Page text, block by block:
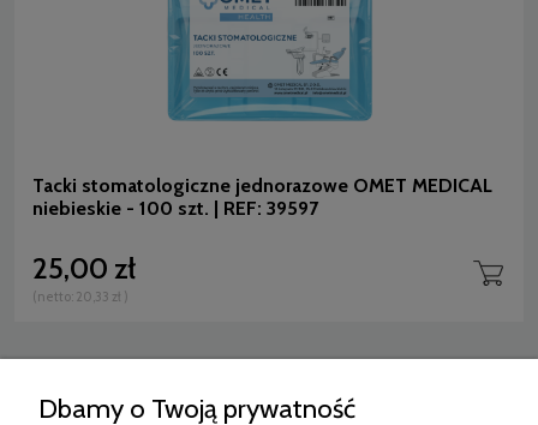
Tacki stomatologiczne jednorazowe OMET MEDICAL
niebieskie - 100 szt. | REF: 39597
25,00 zł
(netto: 20,33 zł )
Dbamy o Twoją prywatność